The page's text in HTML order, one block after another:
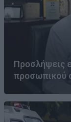
Προσλήψεις
προσωπικού